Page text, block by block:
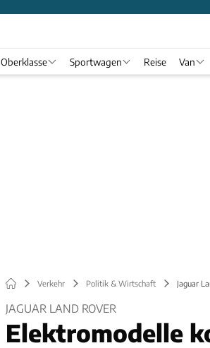
Oberklasse Sportwagen Reise Van
Verkehr Politik & Wirtschaft Jaguar
JAGUAR LAND ROVER
Elektromodelle